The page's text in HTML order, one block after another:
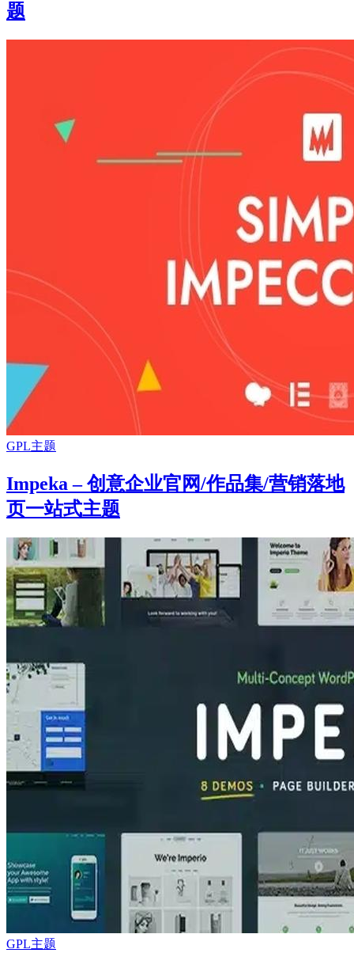
题
GPL主题
Impeka – 创意企业官网/作品集/营销落地
页一站式主题
GPL主题